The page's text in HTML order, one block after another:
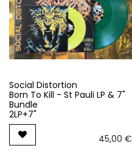
Social Distortion
Born To Kill - St Pauli LP & 7"
Bundle
2LP+7"
45,00 €